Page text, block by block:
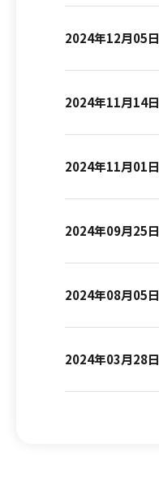
2024年12月05日
2024年11月14日
2024年11月01日
2024年09月25日
2024年08月05日
2024年03月28日